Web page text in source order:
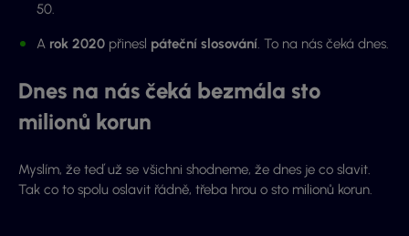
50.
A rok 2020 přinesl páteční slosování. To na nás čeká dnes.
Dnes na nás čeká bezmála sto
milionů korun
Myslím, že teď už se všichni shodneme, že dnes je co slavit.
Tak co to spolu oslavit řádně, třeba hrou o sto milionů korun.